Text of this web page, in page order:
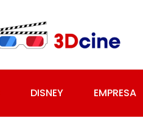
DISNEY EMPRESA